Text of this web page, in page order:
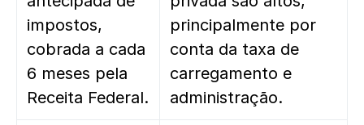
impostos,
cobrada a cada
6 meses pela
Receita Federal.
principalmente por
conta da taxa de
carregamento e
administração.